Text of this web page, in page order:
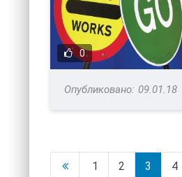
0
09.01.18
1 2 3 4